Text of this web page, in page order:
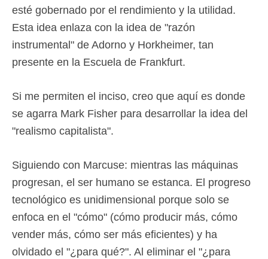
esté gobernado por el rendimiento y la utilidad.
Esta idea enlaza con la idea de "razón
instrumental" de Adorno y Horkheimer, tan
presente en la Escuela de Frankfurt.
Si me permiten el inciso, creo que aquí es donde
se agarra Mark Fisher para desarrollar la idea del
"realismo capitalista".
Siguiendo con Marcuse: mientras las máquinas
progresan, el ser humano se estanca. El progreso
tecnológico es unidimensional porque solo se
enfoca en el "cómo" (cómo producir más, cómo
vender más, cómo ser más eficientes) y ha
olvidado el "¿para qué?". Al eliminar el "¿para